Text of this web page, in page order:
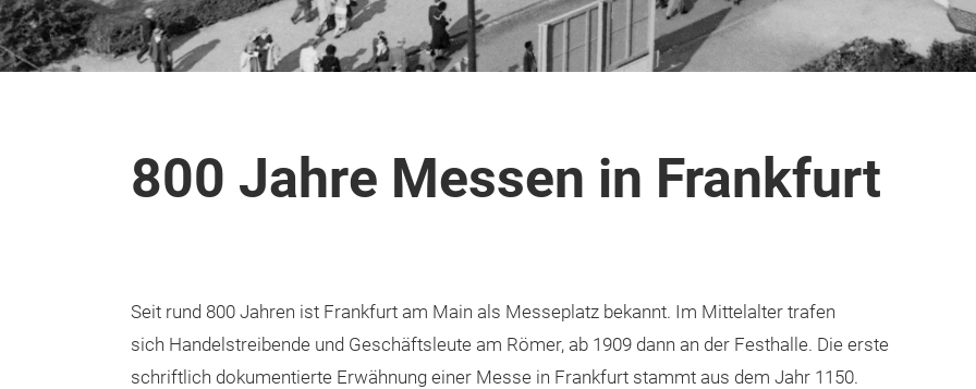
800 Jahre Messen in Frankfurt
Seit rund 800 Jahren ist Frankfurt am Main als Messeplatz bekannt. Im Mittelalter trafen
sich Handelstreibende und Geschäftsleute am Römer, ab 1909 dann an der Festhalle. Die erste
schriftlich dokumentierte Erwähnung einer Messe in Frankfurt stammt aus dem Jahr 1150.